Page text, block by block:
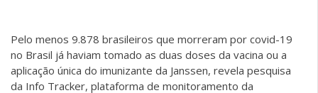
Pelo menos 9.878 brasileiros que morreram por covid-19
no Brasil já haviam tomado as duas doses da vacina ou a
aplicação única do imunizante da Janssen, revela pesquisa
da Info Tracker, plataforma de monitoramento da